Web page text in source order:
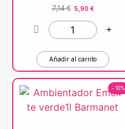
7,14€ 5,90 €
Añadir al carrito
- 10%